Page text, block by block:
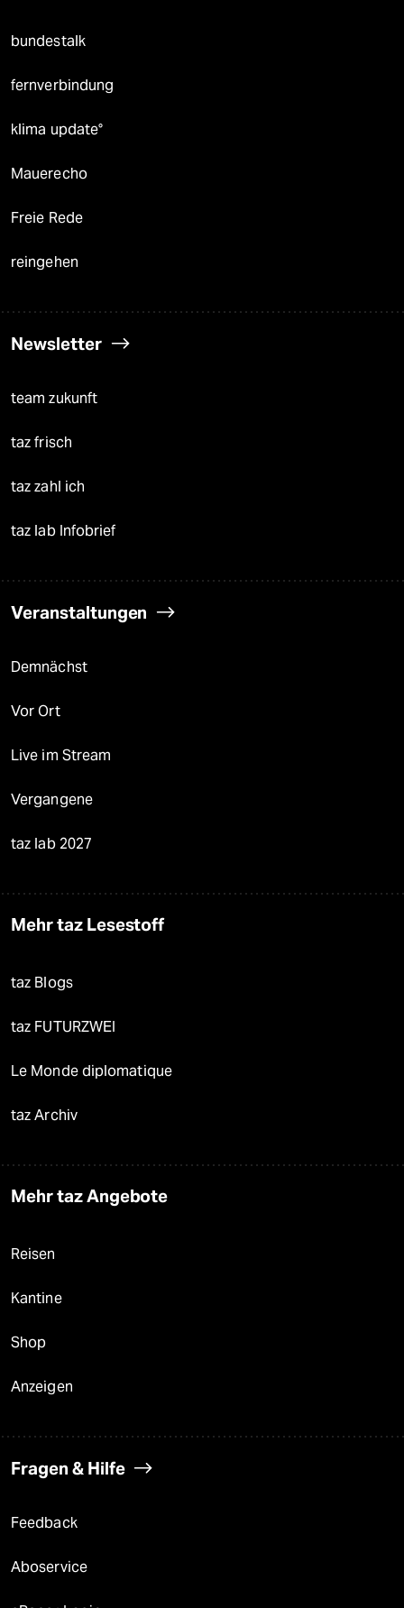
bundestalk
fernverbindung
klima update°
Mauerecho
Freie Rede
reingehen
Newsletter
team zukunft
taz frisch
taz zahl ich
taz lab Infobrief
Veranstaltungen
Demnächst
Vor Ort
Live im Stream
Vergangene
taz lab 2027
Mehr taz Lesestoff
taz Blogs
taz FUTURZWEI
Le Monde diplomatique
taz Archiv
Mehr taz Angebote
Reisen
Kantine
Shop
Anzeigen
Fragen & Hilfe
Feedback
Aboservice